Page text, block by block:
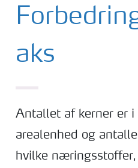
aks
Antallet af kerner er
arealenhed og
hvilke næringsstoffer,